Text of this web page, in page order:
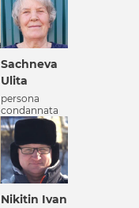
Sachneva
Ulita
persona
condannata
Nikitin Ivan